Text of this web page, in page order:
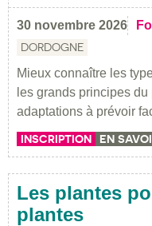
30 novembre 2026
DORDOGNE
Mieux connaître les
les grands principes
adaptations à prévoir
INSCRIPTION EN
Les plantes
plantes